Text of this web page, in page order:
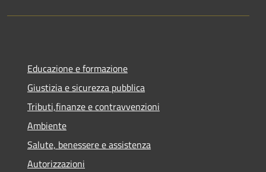
Educazione e formazione
Giustizia e sicurezza pubblica
Tributi,finanze e contravvenzioni
Ambiente
Salute, benessere e assistenza
Autorizzazioni